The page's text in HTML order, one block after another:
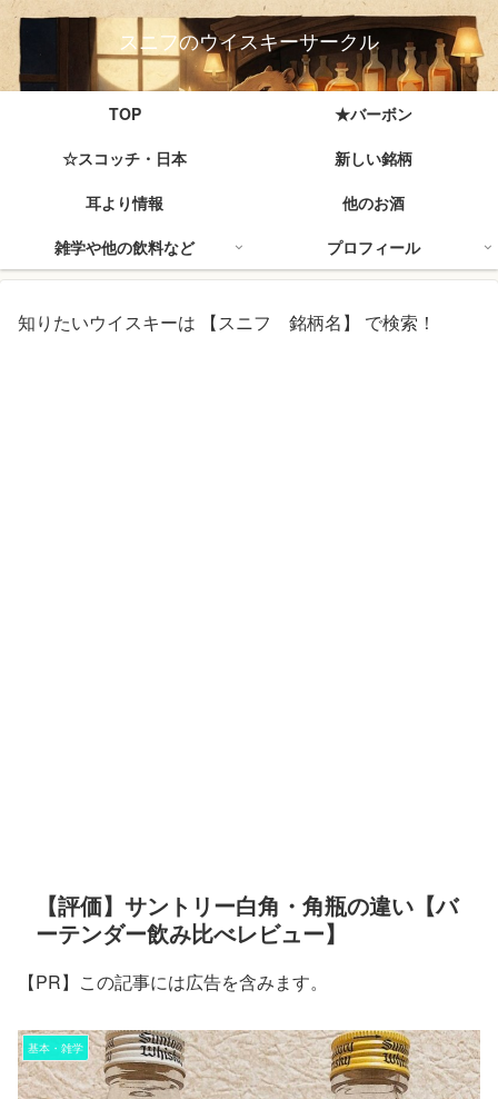
スニフのウイスキーサークル
TOP
★バーボン
☆スコッチ・日本
新しい銘柄
耳より情報
他のお酒
雑学や他の飲料など
プロフィール
知りたいウイスキーは 【スニフ 銘柄名】 で検索！
【評価】サントリー白角・角瓶の違い【バ
ーテンダー飲み比べレビュー】
【PR】この記事には広告を含みます。
基本・雑学